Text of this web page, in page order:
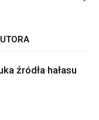
źródła hałasu